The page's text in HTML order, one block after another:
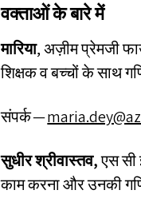
वक्ताओं के बारे में
मारिया, अज़ीम प्रेमजी
शिक्षक व बच्चों के साथ
संपर्क —
सुधीर श्रीवास्तव,एस
काम करना और उनकी